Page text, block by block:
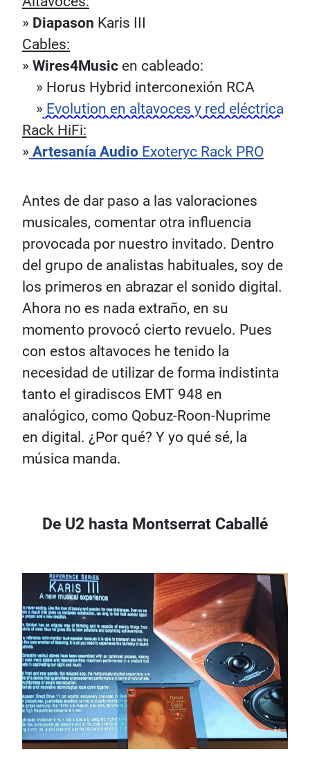
» Diapason Karis III
Cables:
» Wires4Music en cableado:
» Horus Hybrid interconexión RCA
» Evolution en altavoces y red eléctrica
Rack HiFi:
» Artesanía Audio Exoteryc Rack PRO
Antes de dar paso a las valoraciones
musicales, comentar otra influencia
provocada por nuestro invitado. Dentro
del grupo de analistas habituales, soy de
los primeros en abrazar el sonido digital.
Ahora no es nada extraño, en su
momento provocó cierto revuelo. Pues
con estos altavoces he tenido la
necesidad de utilizar de forma indistinta
tanto el giradiscos EMT 948 en
analógico, como Qobuz-Roon-Nuprime
en digital. ¿Por qué? Y yo qué sé, la
música manda.
De U2 hasta Montserrat Caballé